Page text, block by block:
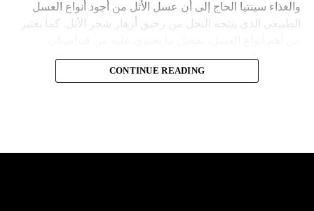
والغذاء سينتيا الحاج إلى أن عسل الأثل من أجود أنواع العسل
الطبيعي الذي ينتجه النحل من رحيق أزهار شجر الأثل. كما يعتبر
ومعادن كالبوتاسيوم، الكالسيوم، والمغنيسيوم. كما أنه غني
بحبوب اللقاح، ويتميّز بقوامه الكثيف ولونه الأصفر المائل
ما هي أبرز فوائد عسل
CONTINUE READING